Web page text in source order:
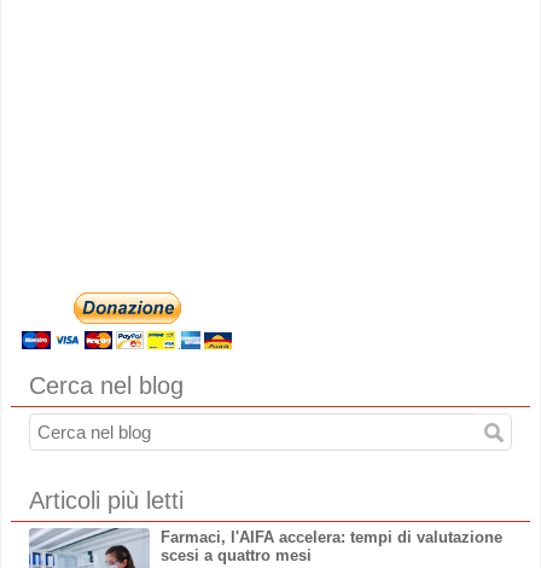
Cerca nel blog
Articoli più letti
Farmaci, l'AIFA accelera: tempi di valutazione
scesi a quattro mesi